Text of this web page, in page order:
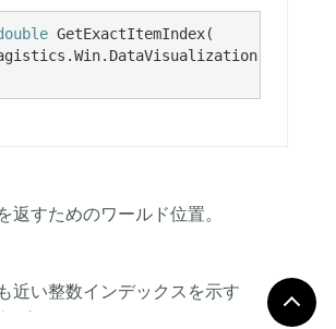
GetExactItemIndex(
返すためのワールド位置。
近い整数インデックスを示す
クス。